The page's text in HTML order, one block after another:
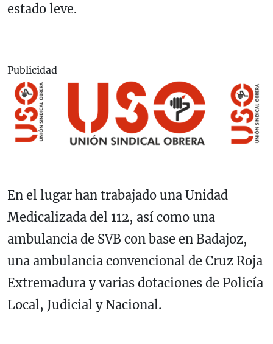
estado leve.
Publicidad
En el lugar han trabajado una Unidad
Medicalizada del 112, así como una
ambulancia de SVB con base en Badajoz,
una ambulancia convencional de Cruz Roja
Extremadura y varias dotaciones de Policía
Local, Judicial y Nacional.